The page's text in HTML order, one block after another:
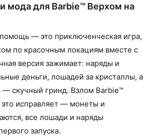
мода для Barbie™ Верхом на
— это приключенческая игра,
по красочным локациям вместе с
версия зажимает: наряды и
деньги, лошадей за кристаллы, а
— скучный гринд. Взлом Barbie™
исправляет — монеты и
все лошади и наряды
запуска.